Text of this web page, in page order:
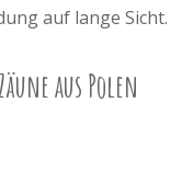
auf lange Sicht.
aus Polen